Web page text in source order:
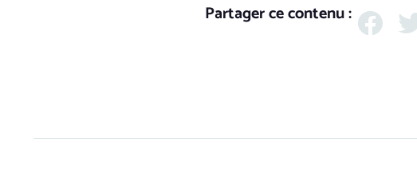
Partager ce contenu :